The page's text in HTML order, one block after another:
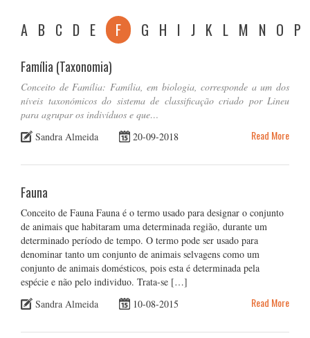
A B C D E F G H I J K L M N O P
Família (Taxonomia)
Conceito de Família: Família, em biologia, corresponde a um dos
níveis taxonómicos do sistema de classificação criado por Lineu
para agrupar os indivíduos e que…
Sandra Almeida
20-09-2018 Read More
Fauna
Conceito de Fauna Fauna é o termo usado para designar o conjunto
de animais que habitaram uma determinada região, durante um
determinado período de tempo. O termo pode ser usado para
denominar tanto um conjunto de animais selvagens como um
conjunto de animais domésticos, pois esta é determinada pela
espécie e não pelo individuo. Trata-se […]
Sandra Almeida
10-08-2015 Read More